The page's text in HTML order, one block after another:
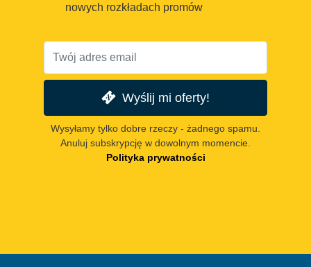
nowych rozkładach promów
Wyślij mi oferty!
Wysyłamy tylko dobre rzeczy - żadnego spamu.
Anuluj subskrypcję w dowolnym momencie.
Polityka prywatności